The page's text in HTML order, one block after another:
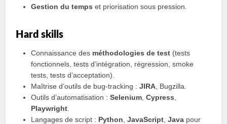
Gestion du temps et priorisation sous pression.
Hard skills
Connaissance des méthodologies de test (tests
fonctionnels, tests d’intégration, régression, smoke
tests, tests d’acceptation).
Maîtrise d’outils de bug-tracking :JIRA , Bugzilla.
Outils d’automatisation :Selenium ,Cypress
Playwright
Langages de script : Python ,JavaScript ,Java pour